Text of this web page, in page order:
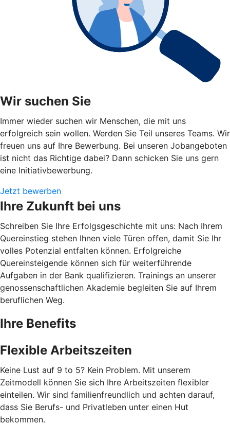
Wir suchen Sie
Immer wieder suchen wir Menschen, die mit uns
erfolgreich sein wollen. Werden Sie Teil unseres Teams. Wir
freuen uns auf Ihre Bewerbung. Bei unseren Jobangeboten
ist nicht das Richtige dabei? Dann schicken Sie uns gern
eine Initiativbewerbung.
Jetzt bewerben
Ihre Zukunft bei uns
Schreiben Sie Ihre Erfolgsgeschichte mit uns: Nach Ihrem
Quereinstieg stehen Ihnen viele Türen offen, damit Sie Ihr
volles Potenzial entfalten können. Erfolgreiche
Quereinsteigende können sich für weiterführende
Aufgaben in der Bank qualifizieren. Trainings an unserer
genossenschaftlichen Akademie begleiten Sie auf Ihrem
beruflichen Weg.
Ihre Benefits
Flexible Arbeitszeiten
Keine Lust auf 9 to 5? Kein Problem. Mit unserem
Zeitmodell können Sie sich Ihre Arbeitszeiten flexibler
einteilen. Wir sind familienfreundlich und achten darauf,
dass Sie Berufs- und Privatleben unter einen Hut
bekommen.